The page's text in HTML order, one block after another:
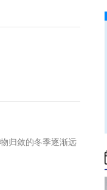
归敛的冬季逐渐远